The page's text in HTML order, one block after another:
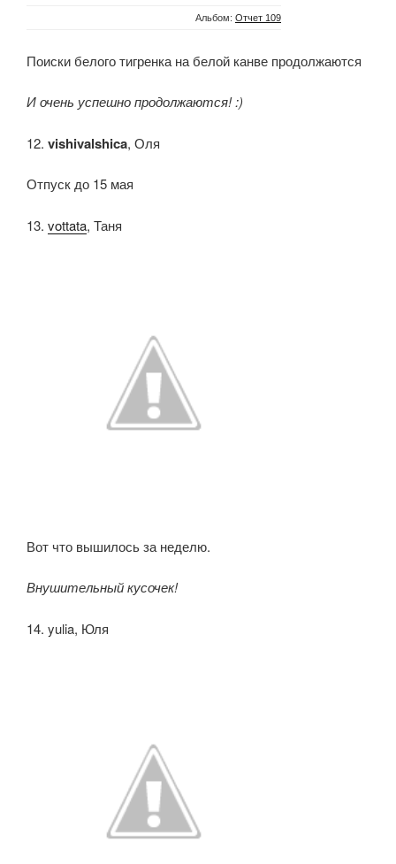
Альбом: Отчет 109
Поиски белого тигренка на белой канве продолжаются
И очень успешно продолжаются! :)
12. vishivalshica, Оля
Отпуск до 15 мая
13. vottata, Таня
Вот что вышилось за неделю.
Внушительный кусочек!
14. yulia, Юля